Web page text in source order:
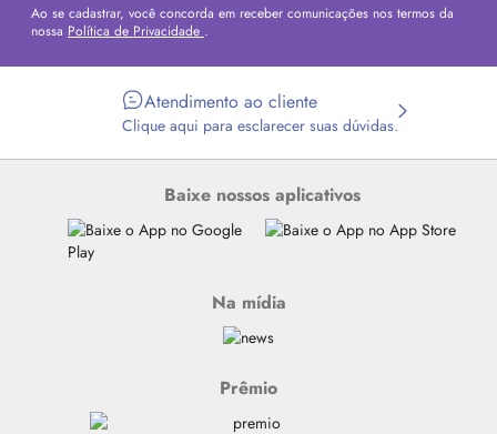
Ao se cadastrar, você concorda em receber comunicações nos termos da
nossa Política de Privacidade .
Atendimento ao cliente
Clique aqui para esclarecer suas dúvidas.
Baixe nossos aplicativos
Na mídia
Prêmio